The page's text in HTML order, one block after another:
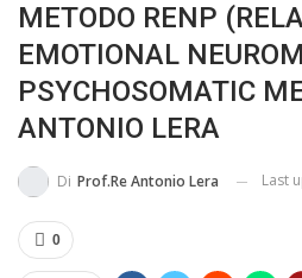
METODO RENP
EMOTIONAL
PSYCHOSOMATIC
ANTONIO LERA
Di Prof.re Antonio Lera Last
0